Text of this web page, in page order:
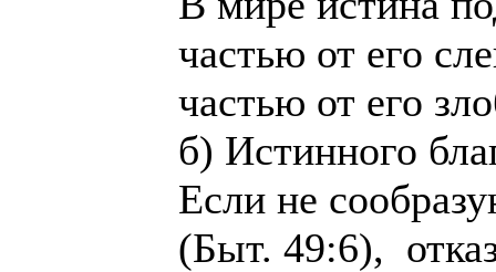
частью от его
частью от его
б) Истинного
Если не
(Быт. 49:6),